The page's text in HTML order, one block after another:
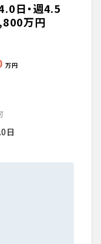
日・週4.5
万円
万円
日